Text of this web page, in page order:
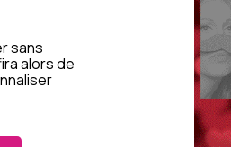
sans
alors de